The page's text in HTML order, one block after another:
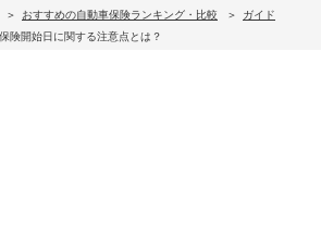
おすすめの自動車保険ランキング・比較
ガイド
険開始日に関する注意点とは？